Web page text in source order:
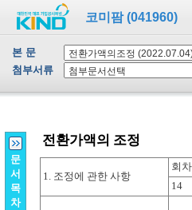
코미팜 (041960)
본 문
첨부서류
문
서
목
차